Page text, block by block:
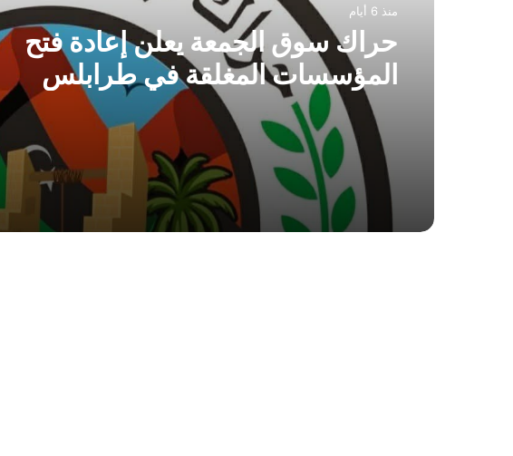
منذ 6 أيام
حراك سوق الجمعة يعلن إعادة فتح
المؤسسات المغلقة في طرابلس